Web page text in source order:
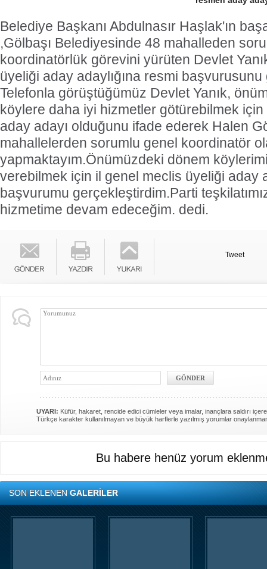
Belediye Başkanı Abdulnasır Haşlak'ın
,Gölbaşı Belediyesinde 48 mahalleden
koordinatörlük görevini yürüten Devlet
üyeliği aday adaylığına resmi
Telefonla görüştüğümüz Devlet Yanık,
köylere daha iyi hizmetler götürebilmek
aday adayı olduğunu ifade ederek Halen
mahallelerden sorumlu genel koordinatör
yapmaktayım.Önümüzdeki dönem
verebilmek için il genel meclis üyeliği aday
başvurumu gerçekleştirdim.Parti
hizmetime devam edeceğim. dedi.
Tweet
UYARI: Küfür, hakaret, rencide edici cümleler veya imalar, inançlara saldırı
Türkçe karakter kullanılmayan ve büyük harflerle yazılmış yorumlar
Bu habere henüz yorum
SON EKLENENGALERİLER